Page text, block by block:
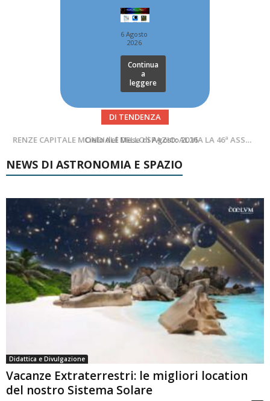
6 Agosto
2026
Continua
a
leggere
DI TENDENZA
Cielo del Mese di Agosto 2026
SUPERNOVAE aggiornamenti del mese – Agosto 2026
NEWS DI ASTRONOMIA E SPAZIO
Didattica e Divulgazione
Vacanze Extraterrestri: le migliori location
del nostro Sistema Solare